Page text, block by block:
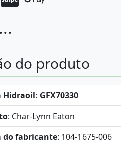
...
do produto
Hidraoil: GFX70330
: Char-Lynn Eaton
do fabricante: 104-1675-006